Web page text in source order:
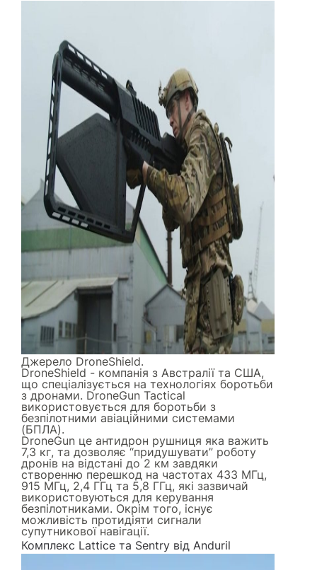
Джерело DroneShield.
DroneShield - компанія з Австралії та США,
що спеціалізується на технологіях боротьби
з дронами. DroneGun Tactical
використовується для боротьби з
безпілотними авіаційними системами
(БПЛА).
DroneGun це антидрон рушниця яка важить
7,3 кг, та дозволяє “придушувати” роботу
дронів на відстані до 2 км завдяки
створенню перешкод на частотах 433 МГц,
915 МГц, 2,4 ГГц та 5,8 ГГц, які зазвичай
використовуються для керування
безпілотниками. Окрім того, існує
можливість протидіяти сигнали
супутникової навігації.
Комплекс Lattice та Sentry від Anduril